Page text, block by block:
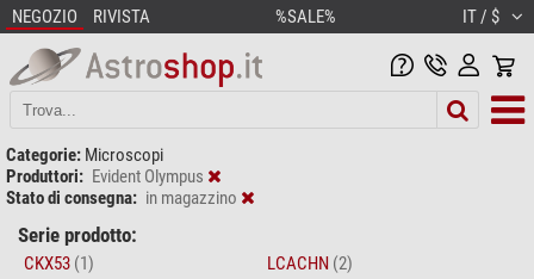
NEGOZIO RIVISTA %SALE% IT / $
Categorie: Microscopi
Produttori: Evident Olympus
Stato di consegna: in magazzino
Serie prodotto:
CKX53 (1) LCACHN (2)